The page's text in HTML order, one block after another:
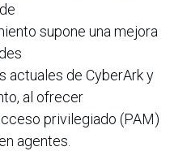
supone una mejora
actuales de CyberArk y
al ofrecer
privilegiado (PAM)
agentes.